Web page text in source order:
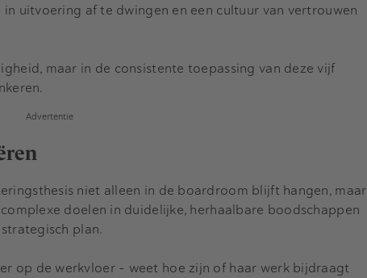
uitvoering af te dwingen en een cultuur van vertrouwen
maar in de consistente toepassing van deze vijf
Advertentie
niet alleen in de boardroom blijft hangen, maar
doelen in duidelijke, herhaalbare boodschappen
plan.
op de werkvloer – weet hoe zijn of haar werk bijdraagt